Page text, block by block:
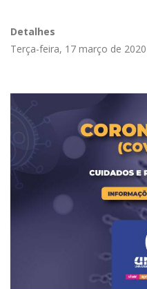
Detalhes
Terça-feira, 17 março de 2020